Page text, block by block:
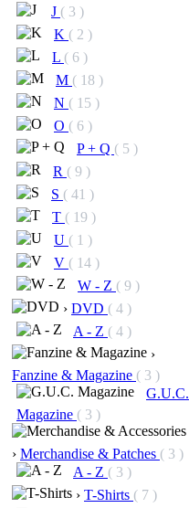
J ( 3 )
K ( 2 )
L ( 6 )
M ( 18 )
N ( 15 )
O ( 6 )
P + Q ( 5 )
R ( 9 )
S ( 41 )
T ( 19 )
U ( 1 )
V ( 14 )
W - Z ( 9 )
› DVD ( 4 )
A - Z ( 4 )
›
Fanzine & Magazine ( 3 )
G.U.C.
Magazine ( 3 )
› Merchandise & Patches ( 3 )
A - Z ( 3 )
› T-Shirts ( 7 )